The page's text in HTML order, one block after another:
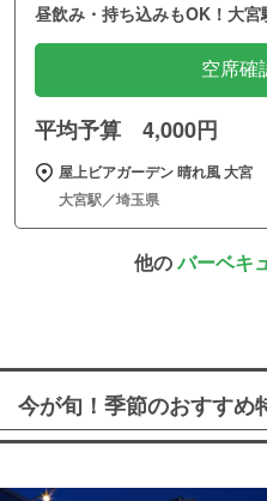
昼飲み・持ち込みもOK！大宮
空席確
平均予算 4,000円
屋上ビアガーデン 晴れ風 大宮
大宮駅／埼玉県
他のバーベキ
今が旬！季節のおすすめ